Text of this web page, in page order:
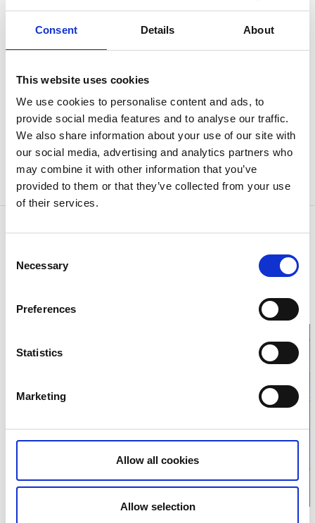
Consent Details About
This website uses cookies
We use cookies to personalise content and ads, to
provide social media features and to analyse our traffic.
We also share information about your use of our site with
our social media, advertising and analytics partners who
may combine it with other information that you’ve
provided to them or that they’ve collected from your use
of their services.
Selection
Necessary
Preferences
Statistics
Marketing
Allow all cookies
Allow selection
Njut av den spektakulära utsikten över Karlsborg
Perfekt utgågnsläge för vandring
Vill du vandra på Vaberget? Då är Klinten ett perfekt
utgångsläge eller en bra pausplats för din vandring.
Det går även alldeles utmärkt att ta sig upp på Klinten
med bil. Hur du tar dig upp är inte viktigt, det viktiga
är att du tar dig upp!
Storgatan 65
E-post:info@karlsborg.se
Hemsida: visitkarlsborg.se
karta